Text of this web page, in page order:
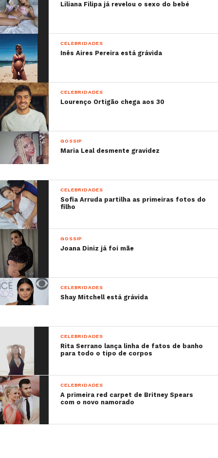
Relacionado: O Rodrigo nasceu no NOS
Alive’17!
Relacionado:
NOS Alive ’17: a despedida com
Depeche Mode.
Clica aqui.
Relacionado:Imagine Dragons: “O terrorismo
quer dividir-nos!”Clica aqui.
Liliana Filipa já revelou o sexo do bebé
CELEBRIDADES
Inês Aires Pereira está grávida
CELEBRIDADES
Lourenço Ortigão chega aos 30
GOSSIP
Maria Leal desmente gravidez
CELEBRIDADES
Sofia Arruda partilha as primeiras fotos do
filho
GOSSIP
Joana Diniz já foi mãe
CELEBRIDADES
Shay Mitchell está grávida
CELEBRIDADES
Rita Serrano lança linha de fatos de banho
para todo o tipo de corpos
CELEBRIDADES
A primeira red carpet de Britney Spears
com o novo namorado